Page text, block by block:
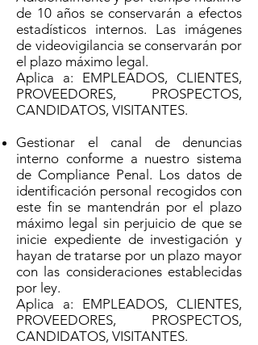
de 10 años se conservarán a efectos
estadísticos internos. Las imágenes
de videovigilancia se conservarán por
el plazo máximo legal.
Aplica a: EMPLEADOS, CLIENTES,
PROVEEDORES, PROSPECTOS,
CANDIDATOS, VISITANTES.
Gestionar el canal de denuncias
interno conforme a nuestro sistema
de Compliance Penal. Los datos de
identificación personal recogidos con
este fin se mantendrán por el plazo
máximo legal sin perjuicio de que se
inicie expediente de investigación y
hayan de tratarse por un plazo mayor
con las consideraciones establecidas
por ley.
Aplica a: EMPLEADOS, CLIENTES,
PROVEEDORES, PROSPECTOS,
CANDIDATOS, VISITANTES.